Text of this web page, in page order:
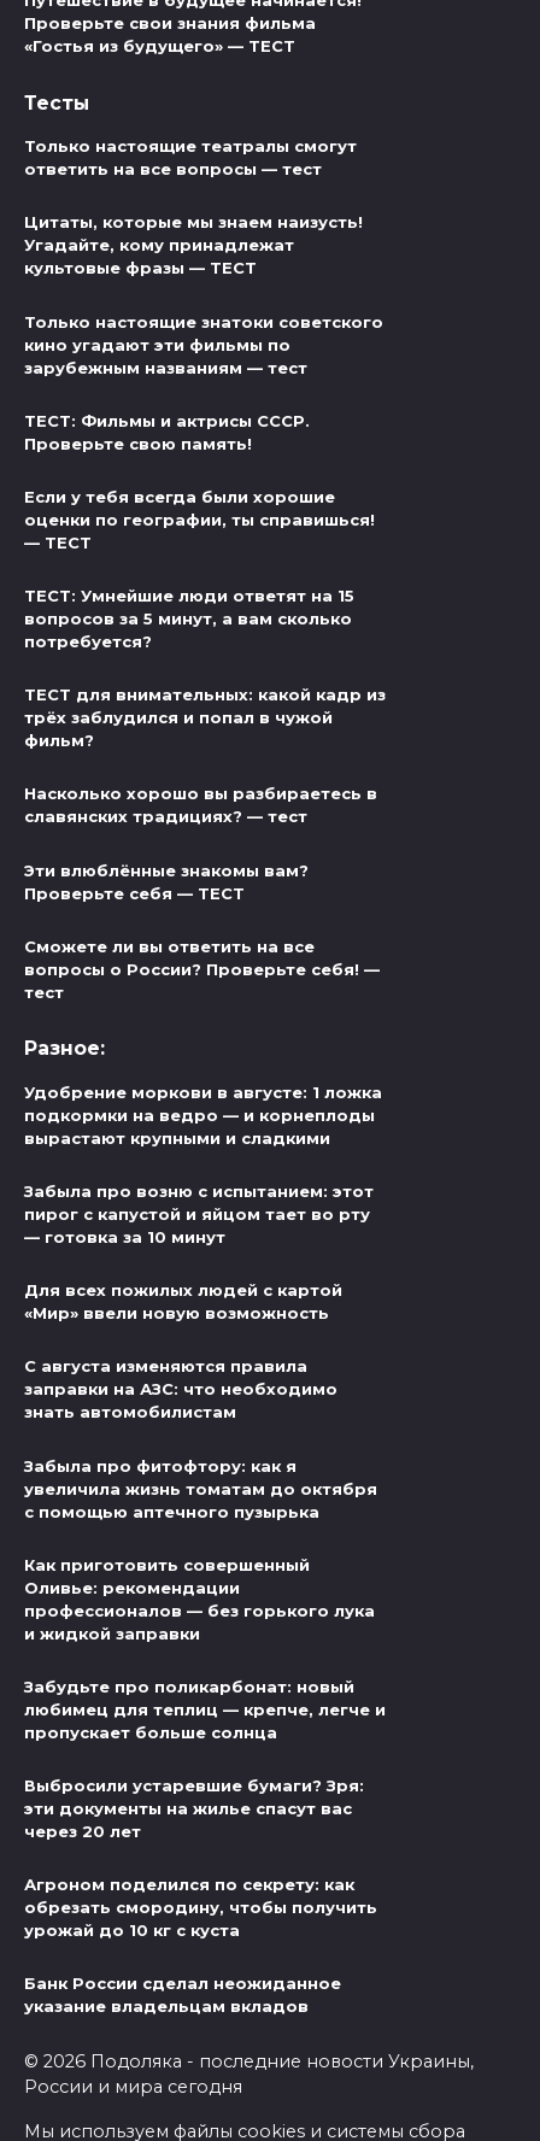
Проверьте свои знания фильма
«Гостья из будущего» — ТЕСТ
Тесты
Только настоящие театралы смогут
ответить на все вопросы — тест
Цитаты, которые мы знаем наизусть!
Угадайте, кому принадлежат
культовые фразы — ТЕСТ
Только настоящие знатоки советского
кино угадают эти фильмы по
зарубежным названиям — тест
ТЕСТ: Фильмы и актрисы СССР.
Проверьте свою память!
Если у тебя всегда были хорошие
оценки по географии, ты справишься!
— ТЕСТ
ТЕСТ: Умнейшие люди ответят на 15
вопросов за 5 минут, а вам сколько
потребуется?
ТЕСТ для внимательных: какой кадр из
трёх заблудился и попал в чужой
фильм?
Насколько хорошо вы разбираетесь в
славянских традициях? — тест
Эти влюблённые знакомы вам?
Проверьте себя — ТЕСТ
Сможете ли вы ответить на все
вопросы о России? Проверьте себя! —
тест
Разное:
Удобрение моркови в августе: 1 ложка
подкормки на ведро — и корнеплоды
вырастают крупными и сладкими
Забыла про возню с испытанием: этот
пирог с капустой и яйцом тает во рту
— готовка за 10 минут
Для всех пожилых людей с картой
«Мир» ввели новую возможность
С августа изменяются правила
заправки на АЗС: что необходимо
знать автомобилистам
Забыла про фитофтору: как я
увеличила жизнь томатам до октября
с помощью аптечного пузырька
Как приготовить совершенный
Оливье: рекомендации
профессионалов — без горького лука
и жидкой заправки
Забудьте про поликарбонат: новый
любимец для теплиц — крепче, легче и
пропускает больше солнца
Выбросили устаревшие бумаги? Зря:
эти документы на жилье спасут вас
через 20 лет
Агроном поделился по секрету: как
обрезать смородину, чтобы получить
урожай до 10 кг с куста
Банк России сделал неожиданное
указание владельцам вкладов
© 2026 Подоляка - последние новости Украины,
России и мира сегодня
Мы используем файлы cookies и системы сбора